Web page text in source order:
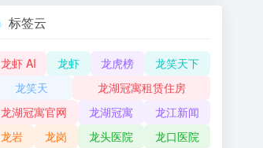
标签云
龙虾 AI 龙虾 龙虎榜
龙笑天下
龙笑天
龙湖冠寓租赁住房
龙湖冠寓官网
龙湖冠寓
龙江新闻
龙岩
龙岗 龙头医院
龙口医院